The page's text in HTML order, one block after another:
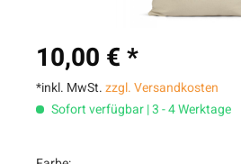
10,00 € *
*inkl. MwSt.zzgl. Versandkosten
Sofort verfügbar | 3 - 4 Werktage